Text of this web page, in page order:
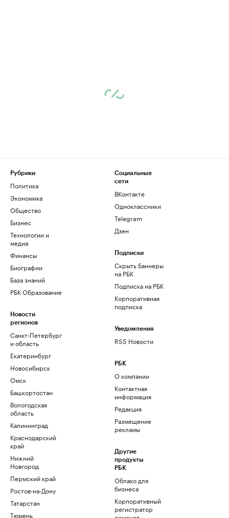
Рубрики
Политика
Экономика
Общество
Бизнес
Технологии и
медиа
Финансы
Биографии
База знаний
РБК Образование
Новости
регионов
Санкт-Петербург
и область
Екатеринбург
Новосибирск
Омск
Башкортостан
Вологодская
область
Калининград
Краснодарский
край
Нижний
Новгород
Пермский край
Ростов-на-Дону
Татарстан
Тюмень
Социальные
сети
ВКонтакте
Одноклассники
Telegram
Дзен
Подписки
Скрыть баннеры
на РБК
Подписка на РБК
Корпоративная
подписка
Уведомления
RSS Новости
РБК
О компании
Контактная
информация
Редакция
Размещение
рекламы
Другие
продукты
РБК
Облако для
бизнеса
Корпоративный
регистратор